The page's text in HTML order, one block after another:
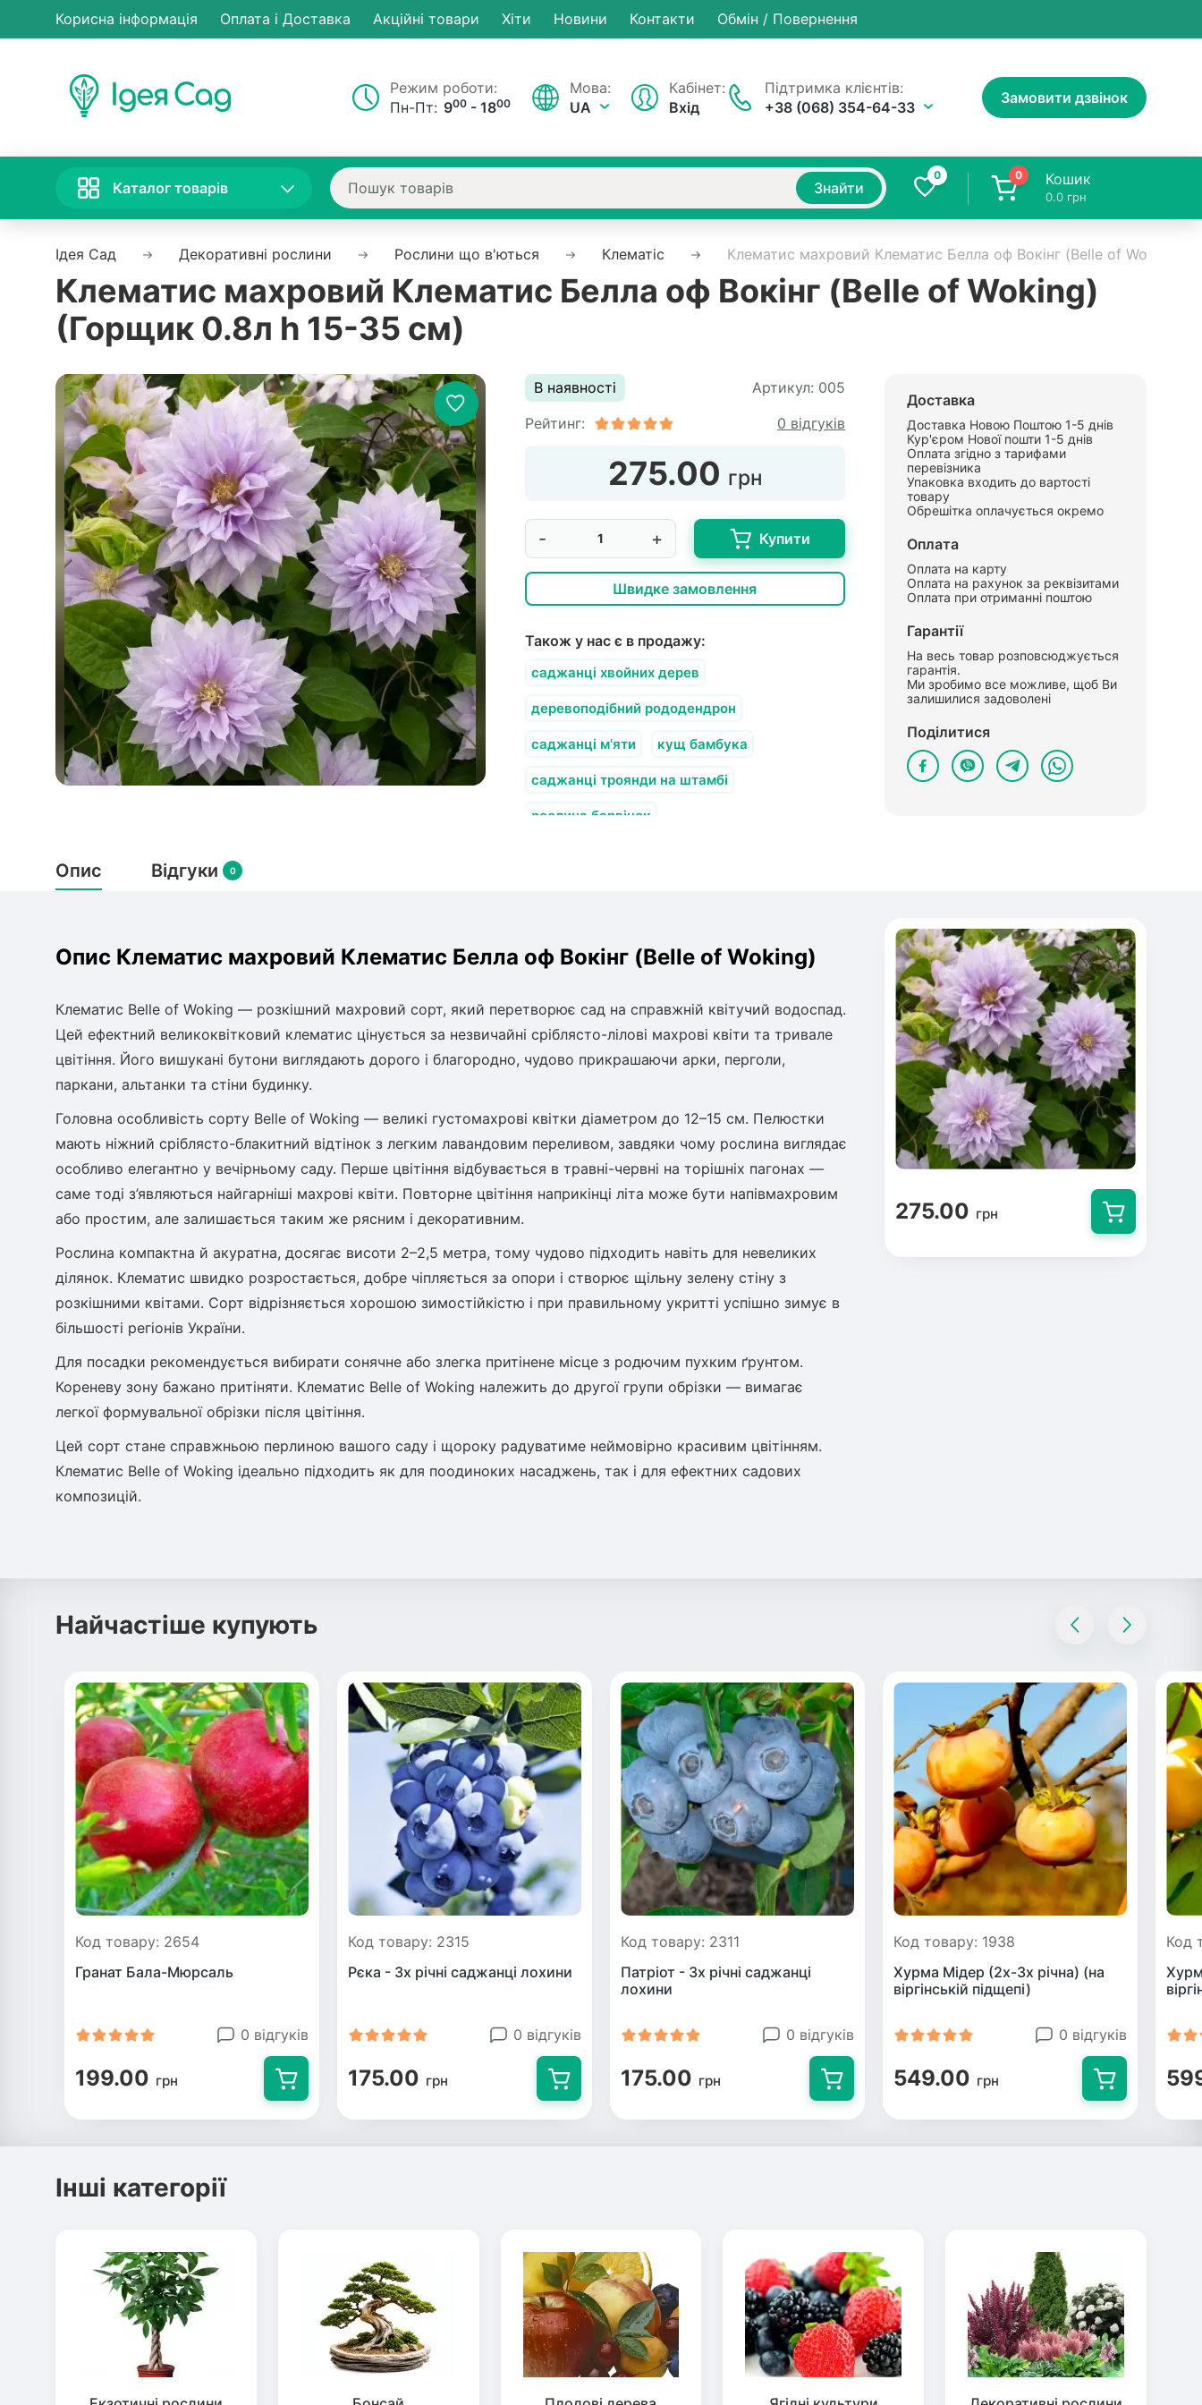
Корисна інформація Оплата і Доставка Акційні товари Хiти Новини Контакти Обмін / Повернення
Режим роботи:
Пн-Пт: 900 - 1800
Підтримка клієнтів:
+38 (068) 354-64-33
Мова:
UA
Кабінет:
Вхід
Замовити дзвінок
Каталог товарів Знайти
0 0 Кошик
0.0 грн
Ідея Сад Декоративні рослини Рослини що в'ються Клематіс Клематис махровий Клематис Белла оф Вокінг (Belle of Woking)
Клематис махровий Клематис Белла оф Вокінг (Belle of Woking)
(Горщик 0.8л h 15-35 см)
В наявності Артикул: 005
Рейтинг:
0 відгуків
275.00 грн
- + Купити
Швидке замовлення
Також у нас є в продажу:
саджанці хвойних дерев
деревоподібний рододендрон
саджанці м'яти кущ бамбука
саджанці троянди на штамбі
рослина барвінок
Доставка
Доставка Новою Поштою 1-5 днів
Кур'єром Нової пошти 1-5 днів
Оплата згідно з тарифами
перевізника
Упаковка входить до вартості
товару
Обрешітка оплачується окремо
Оплата
Оплата на карту
Оплата на рахунок за реквізитами
Оплата при отриманні поштою
Гарантії
На весь товар розповсюджується
гарантія.
Ми зробимо все можливе, щоб Ви
залишилися задоволені
Поділитися
Опис Відгуки 0
Опис Клематис махровий Клематис Белла оф Вокінг (Belle of Woking)
Клематис Belle of Woking — розкішний махровий сорт, який перетворює сад на справжній квітучий водоспад.
Цей ефектний великоквітковий клематис цінується за незвичайні сріблясто-лілові махрові квіти та тривале
цвітіння. Його вишукані бутони виглядають дорого і благородно, чудово прикрашаючи арки, перголи,
паркани, альтанки та стіни будинку.
Головна особливість сорту Belle of Woking — великі густомахрові квітки діаметром до 12–15 см. Пелюстки
мають ніжний сріблясто-блакитний відтінок з легким лавандовим переливом, завдяки чому рослина виглядає
особливо елегантно у вечірньому саду. Перше цвітіння відбувається в травні-червні на торішніх пагонах —
саме тоді з’являються найгарніші махрові квіти. Повторне цвітіння наприкінці літа може бути напівмахровим
або простим, але залишається таким же рясним і декоративним.
Рослина компактна й акуратна, досягає висоти 2–2,5 метра, тому чудово підходить навіть для невеликих
ділянок. Клематис швидко розростається, добре чіпляється за опори і створює щільну зелену стіну з
розкішними квітами. Сорт відрізняється хорошою зимостійкістю і при правильному укритті успішно зимує в
більшості регіонів України.
Для посадки рекомендується вибирати сонячне або злегка притінене місце з родючим пухким ґрунтом.
Кореневу зону бажано притіняти. Клематис Belle of Woking належить до другої групи обрізки — вимагає
легкої формувальної обрізки після цвітіння.
Цей сорт стане справжньою перлиною вашого саду і щороку радуватиме неймовірно красивим цвітінням.
Клематис Belle of Woking ідеально підходить як для поодиноких насаджень, так і для ефектних садових
композицій.
275.00 грн
Найчастіше купують
Код товару: 2654
Гранат Бала-Мюрсаль
0 відгуків
199.00 грн
Код товару: 2315
Рєка - 3х річні саджанці лохини
0 відгуків
175.00 грн
Код товару: 2311
Патріот - 3х річні саджанці
лохини
0 відгуків
175.00 грн
Код товару: 1938
Хурма Мідер (2х-3х річна) (на
віргінській підщепі)
0 відгуків
549.00 грн
Код
Інші категорії